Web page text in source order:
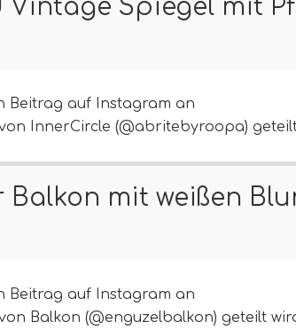
Vintage Spiegel mit
Beitrag auf Instagram an
InnerCircle (@abritebyroopa)
Balkon mit weißen
Beitrag auf Instagram an
Balkon (@enguzelbalkon) geteilt